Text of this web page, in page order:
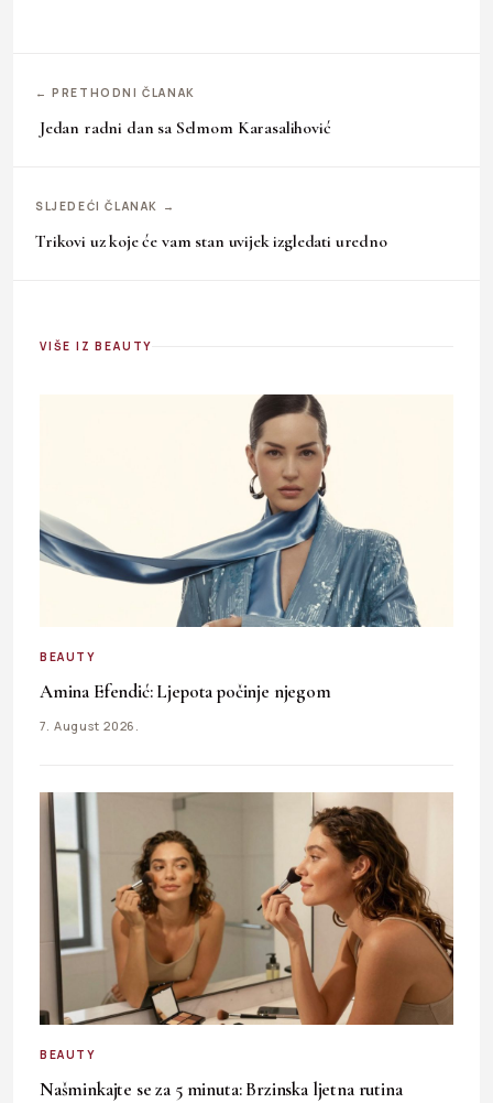
← PRETHODNI ČLANAK
Jedan radni dan sa Selmom Karasalihović
SLJEDEĆI ČLANAK →
Trikovi uz koje će vam stan uvijek izgledati uredno
VIŠE IZ BEAUTY
BEAUTY
Amina Efendić: Ljepota počinje njegom
7. August 2026.
BEAUTY
Našminkajte se za 5 minuta: Brzinska ljetna rutina